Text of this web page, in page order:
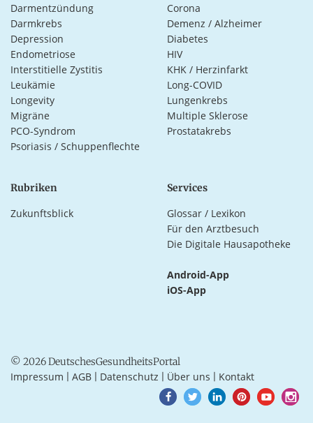
Darmentzündung
Corona
Darmkrebs
Demenz / Alzheimer
Depression
Diabetes
Endometriose
HIV
Interstitielle Zystitis
KHK / Herzinfarkt
Leukämie
Long-COVID
Longevity
Lungenkrebs
Migräne
Multiple Sklerose
PCO-Syndrom
Prostatakrebs
Psoriasis / Schuppenflechte
Rubriken
Zukunftsblick
Services
Glossar / Lexikon
Für den Arztbesuch
Die Digitale Hausapotheke
Android-App
iOS-App
© 2026 DeutschesGesundheitsPortal
Impressum AGB Datenschutz Über uns Kontakt